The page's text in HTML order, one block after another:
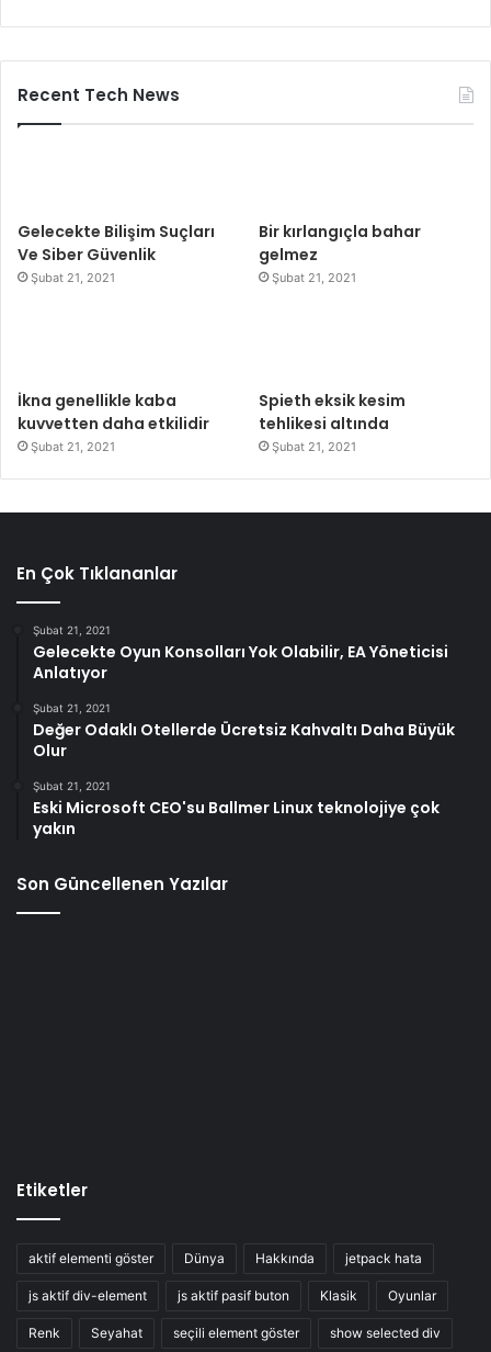
Recent Tech News
Gelecekte Bilişim Suçları
Ve Siber Güvenlik
Şubat 21, 2021
Bir kırlangıçla bahar
gelmez
Şubat 21, 2021
İkna genellikle kaba
kuvvetten daha etkilidir
Şubat 21, 2021
Spieth eksik kesim
tehlikesi altında
Şubat 21, 2021
En Çok Tıklananlar
Şubat 21, 2021
Gelecekte Oyun Konsolları Yok Olabilir, EA Yöneticisi
Anlatıyor
Şubat 21, 2021
Değer Odaklı Otellerde Ücretsiz Kahvaltı Daha Büyük
Olur
Şubat 21, 2021
Eski Microsoft CEO'su Ballmer Linux teknolojiye çok
yakın
Son Güncellenen Yazılar
Etiketler
aktif elementi göster Dünya Hakkında jetpack hata
js aktif div-element js aktif pasif buton Klasik Oyunlar
Renk Seyahat seçili element göster show selected div